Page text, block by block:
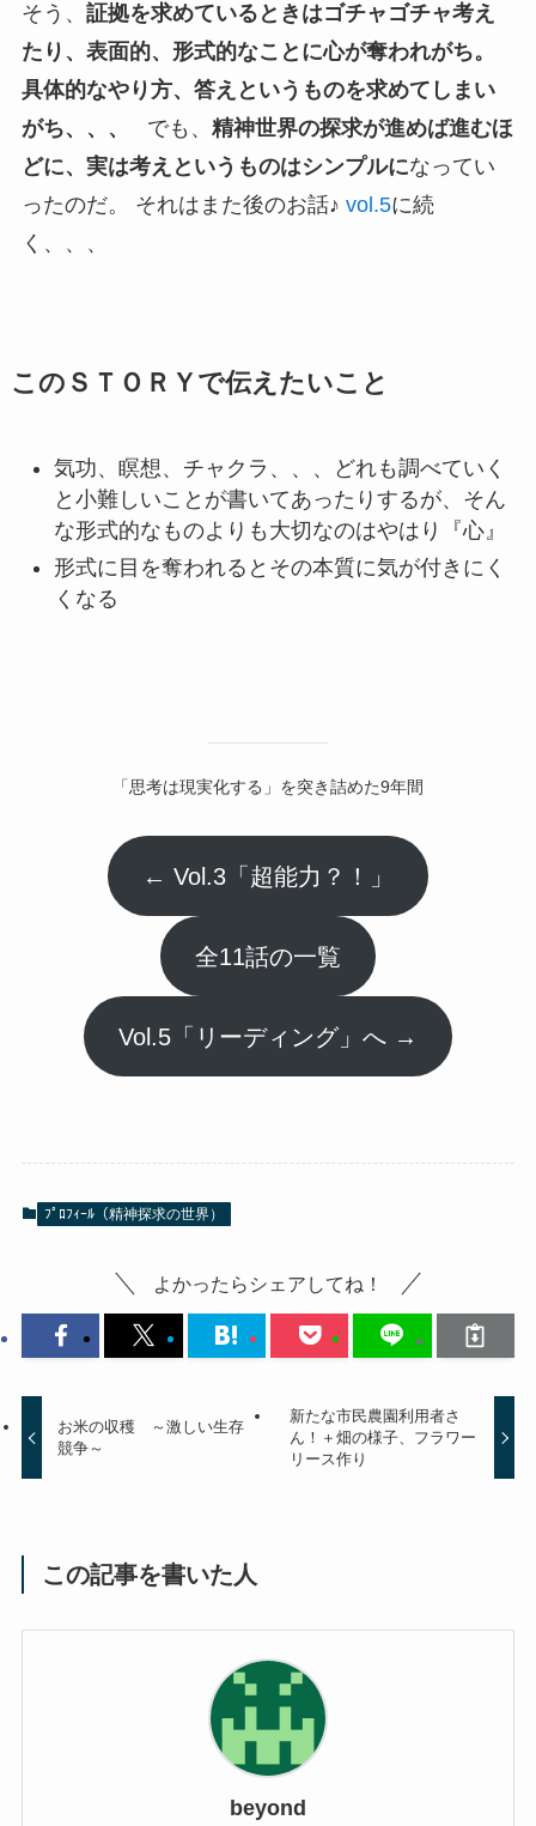
そう、 証拠を求めているときはゴチャゴチャ考え
たり、表面的、形式的なことに心が奪われがち。
具体的なやり方、答えというものを求めてしまい
がち、、、
でも、 精神世界の探求が進めば進むほ
どに、実は考えというものはシンプルになってい
ったのだ。 それはまた後のお話♪ vol.5に続
く、、、
このＳＴＯＲＹで伝えたいこと
気功、瞑想、チャクラ、、、どれも調べていく
と小難しいことが書いてあったりするが、そん
な形式的なものよりも大切なのはやはり『心』
形式に目を奪われるとその本質に気が付きにく
くなる
「思考は現実化する」を突き詰めた9年間
← Vol.3「超能力？！」
全11話の一覧
Vol.5「リーディング」へ →
ﾌﾟﾛﾌｨｰﾙ（精神探求の世界）
よかったらシェアしてね！
お米の収穫 ～激しい生存
競争～
新たな市民農園利用者さ
ん！＋畑の様子、フラワー
リース作り
この記事を書いた人
beyond